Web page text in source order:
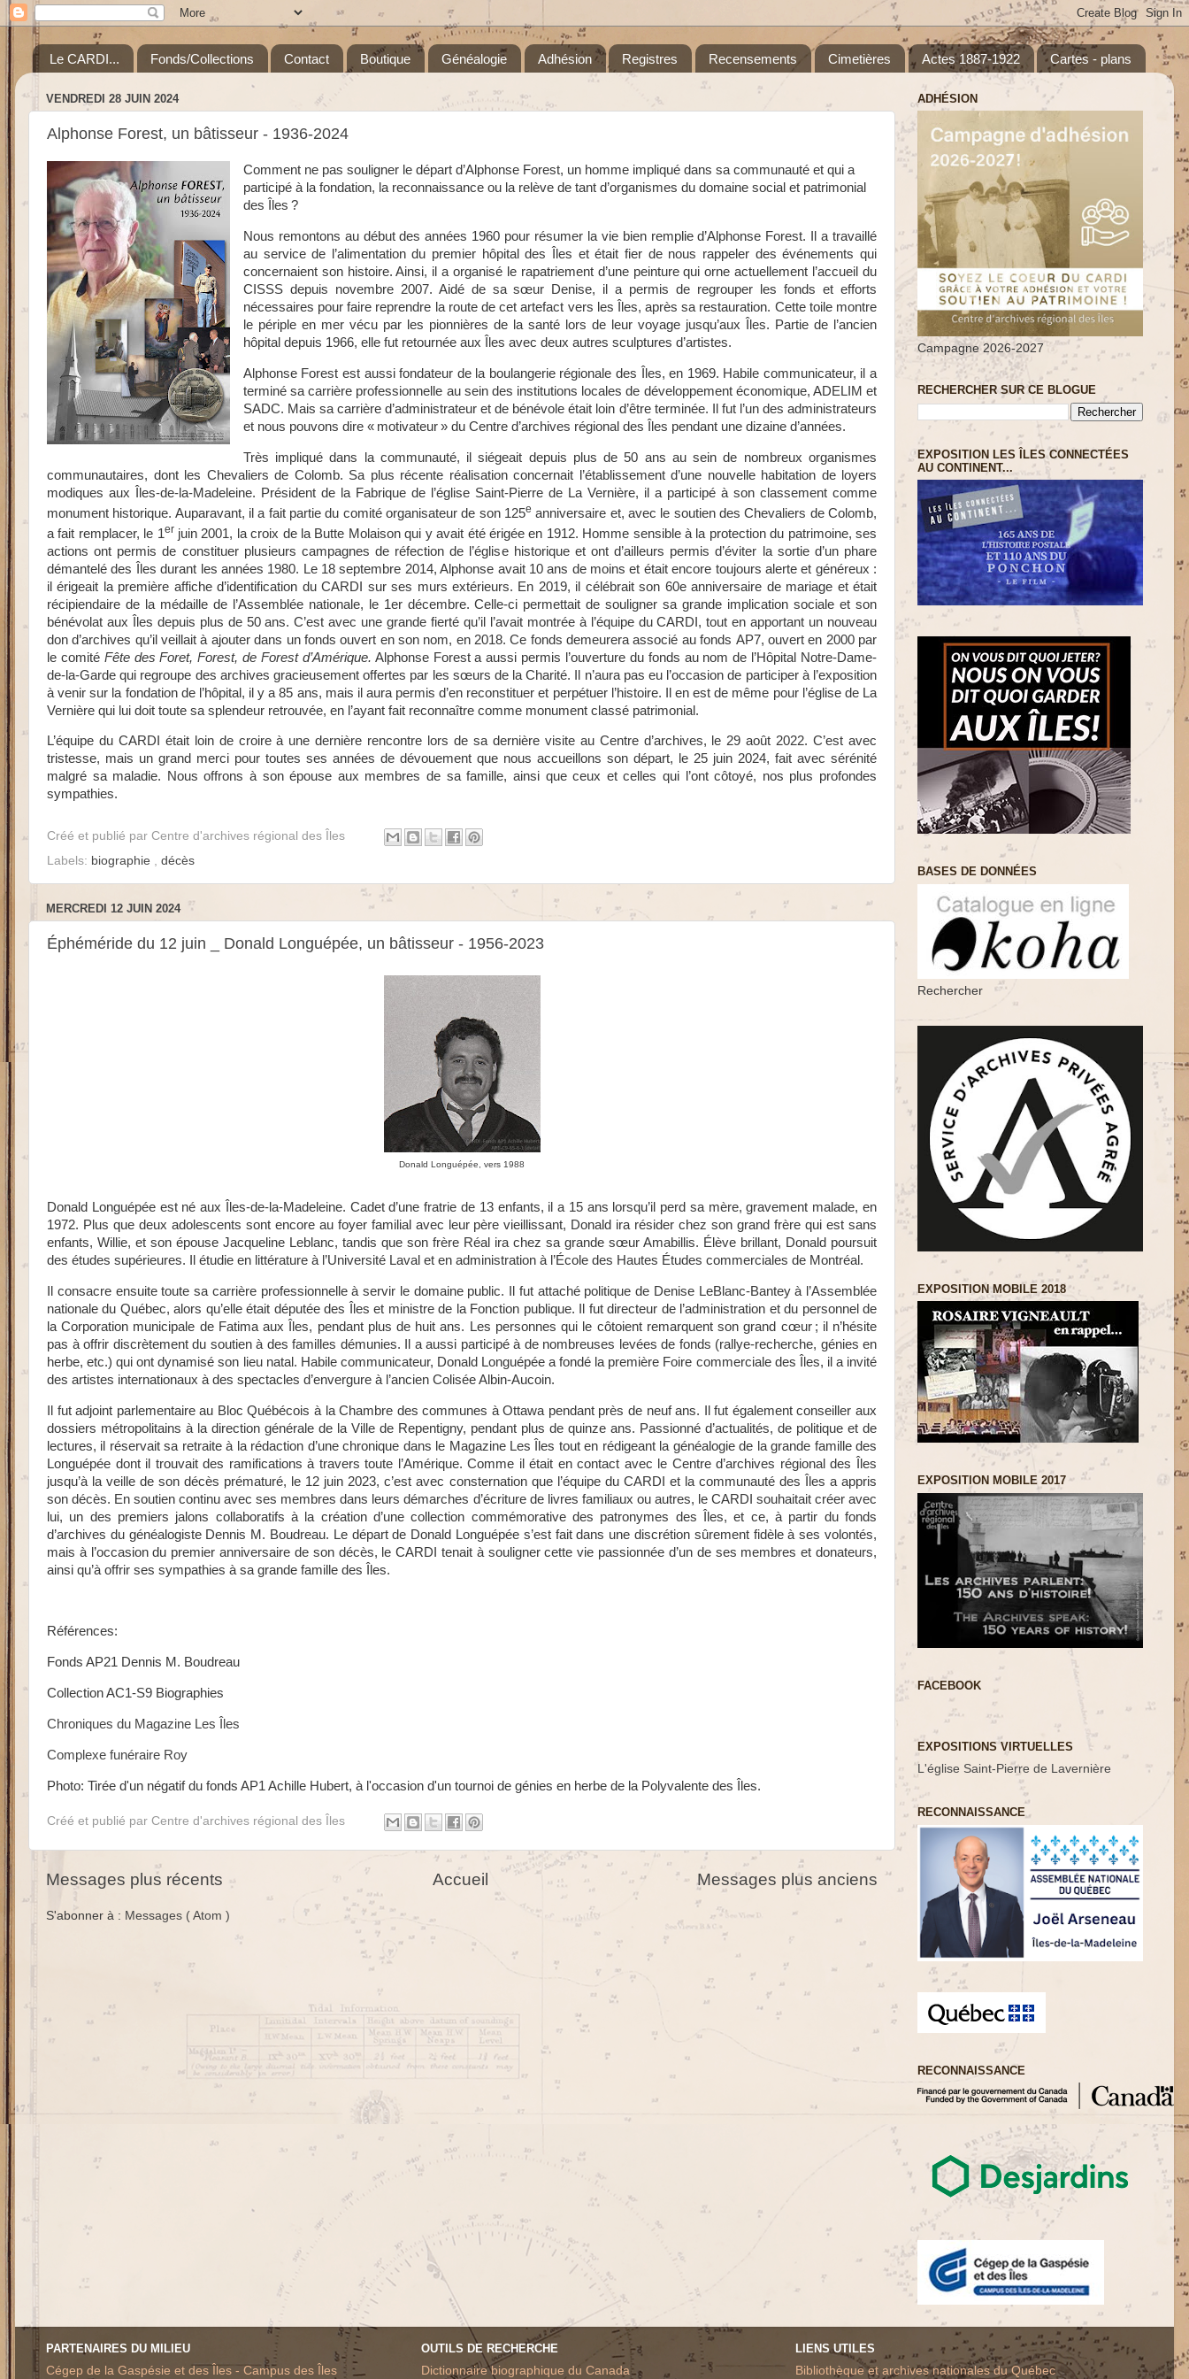
Le CARDI... Fonds/Collections Contact Boutique Généalogie Adhésion Registres Recensements Cimetières Actes 1887-1922 Cartes - plans
VENDREDI 28 JUIN 2024
Alphonse Forest, un bâtisseur - 1936-2024
Comment ne pas souligner le départ d’Alphonse Forest, un homme impliqué dans sa communauté et qui a
participé à la fondation, la reconnaissance ou la relève de tant d’organismes du domaine social et patrimonial
des Îles ?
Nous remontons au début des années 1960 pour résumer la vie bien remplie d’Alphonse Forest. Il a travaillé
au service de l’alimentation du premier hôpital des Îles et était fier de nous rappeler des événements qui
concernaient son histoire. Ainsi, il a organisé le rapatriement d’une peinture qui orne actuellement l’accueil du
CISSS depuis novembre 2007. Aidé de sa sœur Denise, il a permis de regrouper les fonds et efforts
nécessaires pour faire reprendre la route de cet artefact vers les Îles, après sa restauration. Cette toile montre
le périple en mer vécu par les pionnières de la santé lors de leur voyage jusqu’aux Îles. Partie de l’ancien
hôpital depuis 1966, elle fut retournée aux Îles avec deux autres sculptures d’artistes.
Alphonse Forest est aussi fondateur de la boulangerie régionale des Îles, en 1969. Habile communicateur, il a
terminé sa carrière professionnelle au sein des institutions locales de développement économique, ADELIM et
SADC. Mais sa carrière d’administrateur et de bénévole était loin d’être terminée. Il fut l’un des administrateurs
et nous pouvons dire « motivateur » du Centre d’archives régional des Îles pendant une dizaine d’années.
Très impliqué dans la communauté, il siégeait depuis plus de 50 ans au sein de nombreux organismes
communautaires, dont les Chevaliers de Colomb. Sa plus récente réalisation concernait l’établissement d’une nouvelle habitation de loyers
modiques aux Îles-de-la-Madeleine. Président de la Fabrique de l’église Saint-Pierre de La Vernière, il a participé à son classement comme
monument historique. Auparavant, il a fait partie du comité organisateur de son 125e anniversaire et, avec le soutien des Chevaliers de Colomb,
a fait remplacer, le 1er juin 2001, la croix de la Butte Molaison qui y avait été érigée en 1912. Homme sensible à la protection du patrimoine, ses
actions ont permis de constituer plusieurs campagnes de réfection de l’église historique et ont d’ailleurs permis d’éviter la sortie d’un phare
démantelé des Îles durant les années 1980. Le 18 septembre 2014, Alphonse avait 10 ans de moins et était encore toujours alerte et généreux :
il érigeait la première affiche d’identification du CARDI sur ses murs extérieurs. En 2019, il célébrait son 60e anniversaire de mariage et était
récipiendaire de la médaille de l’Assemblée nationale, le 1er décembre. Celle-ci permettait de souligner sa grande implication sociale et son
bénévolat aux Îles depuis plus de 50 ans. C’est avec une grande fierté qu’il l’avait montrée à l’équipe du CARDI, tout en apportant un nouveau
don d’archives qu’il veillait à ajouter dans un fonds ouvert en son nom, en 2018. Ce fonds demeurera associé au fonds AP7, ouvert en 2000 par
le comité Fête des Foret, Forest, de Forest d’Amérique. Alphonse Forest a aussi permis l’ouverture du fonds au nom de l’Hôpital Notre-Dame-
de-la-Garde qui regroupe des archives gracieusement offertes par les sœurs de la Charité. Il n’aura pas eu l’occasion de participer à l’exposition
à venir sur la fondation de l’hôpital, il y a 85 ans, mais il aura permis d’en reconstituer et perpétuer l’histoire. Il en est de même pour l’église de La
Vernière qui lui doit toute sa splendeur retrouvée, en l’ayant fait reconnaître comme monument classé patrimonial.
L’équipe du CARDI était loin de croire à une dernière rencontre lors de sa dernière visite au Centre d’archives, le 29 août 2022. C’est avec
tristesse, mais un grand merci pour toutes ses années de dévouement que nous accueillons son départ, le 25 juin 2024, fait avec sérénité
malgré sa maladie. Nous offrons à son épouse aux membres de sa famille, ainsi que ceux et celles qui l’ont côtoyé, nos plus profondes
sympathies.
Créé et publié par Centre d'archives régional des Îles
Labels: biographie décès
MERCREDI 12 JUIN 2024
Éphéméride du 12 juin _ Donald Longuépée, un bâtisseur - 1956-2023
Donald Longuépée, vers 1988
Donald Longuépée est né aux Îles-de-la-Madeleine. Cadet d’une fratrie de 13 enfants, il a 15 ans lorsqu’il perd sa mère, gravement malade, en
1972. Plus que deux adolescents sont encore au foyer familial avec leur père vieillissant, Donald ira résider chez son grand frère qui est sans
enfants, Willie, et son épouse Jacqueline Leblanc, tandis que son frère Réal ira chez sa grande sœur Amabillis. Élève brillant, Donald poursuit
des études supérieures. Il étudie en littérature à l’Université Laval et en administration à l’École des Hautes Études commerciales de Montréal.
Il consacre ensuite toute sa carrière professionnelle à servir le domaine public. Il fut attaché politique de Denise LeBlanc-Bantey à l’Assemblée
nationale du Québec, alors qu’elle était députée des Îles et ministre de la Fonction publique. Il fut directeur de l’administration et du personnel de
la Corporation municipale de Fatima aux Îles, pendant plus de huit ans. Les personnes qui le côtoient remarquent son grand cœur ; il n’hésite
pas à offrir discrètement du soutien à des familles démunies. Il a aussi participé à de nombreuses levées de fonds (rallye-recherche, génies en
herbe, etc.) qui ont dynamisé son lieu natal. Habile communicateur, Donald Longuépée a fondé la première Foire commerciale des Îles, il a invité
des artistes internationaux à des spectacles d’envergure à l’ancien Colisée Albin-Aucoin.
Il fut adjoint parlementaire au Bloc Québécois à la Chambre des communes à Ottawa pendant près de neuf ans. Il fut également conseiller aux
dossiers métropolitains à la direction générale de la Ville de Repentigny, pendant plus de quinze ans. Passionné d’actualités, de politique et de
lectures, il réservait sa retraite à la rédaction d’une chronique dans le Magazine Les Îles tout en rédigeant la généalogie de la grande famille des
Longuépée dont il trouvait des ramifications à travers toute l’Amérique. Comme il était en contact avec le Centre d’archives régional des Îles
jusqu’à la veille de son décès prématuré, le 12 juin 2023, c’est avec consternation que l’équipe du CARDI et la communauté des Îles a appris
son décès. En soutien continu avec ses membres dans leurs démarches d’écriture de livres familiaux ou autres, le CARDI souhaitait créer avec
lui, un des premiers jalons collaboratifs à la création d’une collection commémorative des patronymes des Îles, et ce, à partir du fonds
d’archives du généalogiste Dennis M. Boudreau. Le départ de Donald Longuépée s’est fait dans une discrétion sûrement fidèle à ses volontés,
mais à l’occasion du premier anniversaire de son décès, le CARDI tenait à souligner cette vie passionnée d’un de ses membres et donateurs,
ainsi qu’à offrir ses sympathies à sa grande famille des Îles.
Références:
Fonds AP21 Dennis M. Boudreau
Collection AC1-S9 Biographies
Chroniques du Magazine Les Îles
Complexe funéraire Roy
Photo: Tirée d'un négatif du fonds AP1 Achille Hubert, à l'occasion d'un tournoi de génies en herbe de la Polyvalente des Îles.
Créé et publié par Centre d'archives régional des Îles
Messages plus récents Messages plus anciens
Accueil
S'abonner à : Messages ( Atom )
ADHÉSION
Campagne 2026-2027
RECHERCHER SUR CE BLOGUE
EXPOSITION LES ÎLES CONNECTÉES
AU CONTINENT...
BASES DE DONNÉES
Rechercher
EXPOSITION MOBILE 2018
EXPOSITION MOBILE 2017
FACEBOOK
EXPOSITIONS VIRTUELLES
L'église Saint-Pierre de Lavernière
RECONNAISSANCE
RECONNAISSANCE
PARTENAIRES DU MILIEU
Cégep de la Gaspésie et des Îles - Campus des Îles
OUTILS DE RECHERCHE
Dictionnaire biographique du Canada
LIENS UTILES
Bibliothèque et archives nationales du Québec